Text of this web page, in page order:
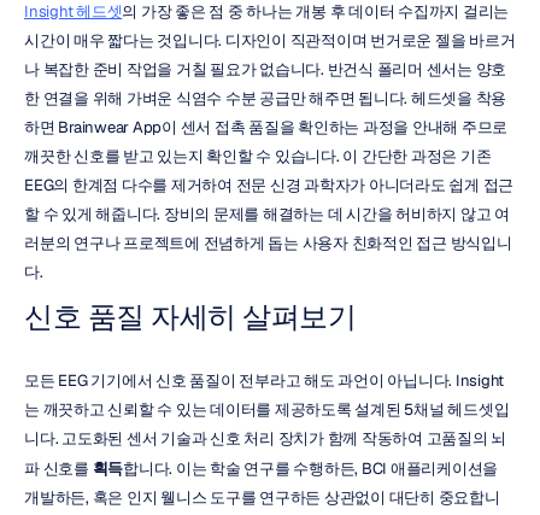
Insight 헤드셋의 가장 좋은 점 중 하나는 개봉 후 데이터 수집까지 걸리는
시간이 매우 짧다는 것입니다. 디자인이 직관적이며 번거로운 젤을 바르거
나 복잡한 준비 작업을 거칠 필요가 없습니다. 반건식 폴리머 센서는 양호
한 연결을 위해 가벼운 식염수 수분 공급만 해주면 됩니다. 헤드셋을 착용
하면 Brainwear App이 센서 접촉 품질을 확인하는 과정을 안내해 주므로
깨끗한 신호를 받고 있는지 확인할 수 있습니다. 이 간단한 과정은 기존
EEG의 한계점 다수를 제거하여 전문 신경 과학자가 아니더라도 쉽게 접근
할 수 있게 해줍니다. 장비의 문제를 해결하는 데 시간을 허비하지 않고 여
러분의 연구나 프로젝트에 전념하게 돕는 사용자 친화적인 접근 방식입니
다.
신호 품질 자세히 살펴보기
모든 EEG 기기에서 신호 품질이 전부라고 해도 과언이 아닙니다. Insight
는 깨끗하고 신뢰할 수 있는 데이터를 제공하도록 설계된 5채널 헤드셋입
니다. 고도화된 센서 기술과 신호 처리 장치가 함께 작동하여 고품질의 뇌
파 신호를 획득합니다. 이는 학술 연구를 수행하든, BCI 애플리케이션을
개발하든, 혹은 인지 웰니스 도구를 연구하든 상관없이 대단히 중요합니